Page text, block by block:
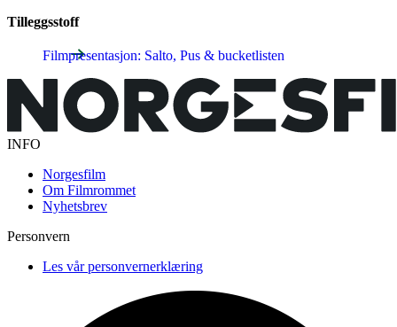
Tilleggsstoff
Filmpresentasjon: Salto, Pus & bucketlisten
INFO
Norgesfilm
Om Filmrommet
Nyhetsbrev
Personvern
Les vår personvernerklæring